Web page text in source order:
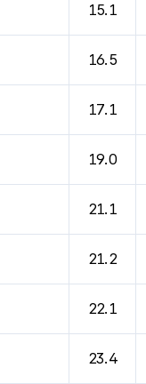
15.1
16.5
17.1
19.0
21.1
21.2
22.1
23.4